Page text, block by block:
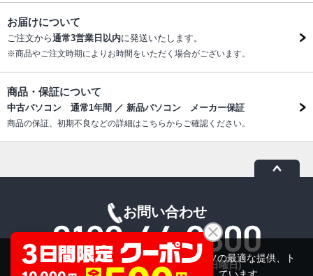
お届けについて
ご注文から通常3営業日以内に発送いたします。
※商品やご注文時期によりお時間をいただく場合がございます。
商品・保証について
中古パソコン 通常1年間 ／ 新品パソコン メーカー保証
商品の保証、初期不良などの詳細はこちらからご確認ください。
お問い合わせ
受付時間：10:00～19:00(休業:日曜日)
当サイトでは利用体験の向上およびコンテンツの最適な提供、ト